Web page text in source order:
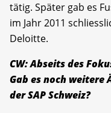
tätig. Später gab es
im Jahr 2011
Deloitte.
CW: Abseits des
Gab es noch weitere
der SAP Schweiz?